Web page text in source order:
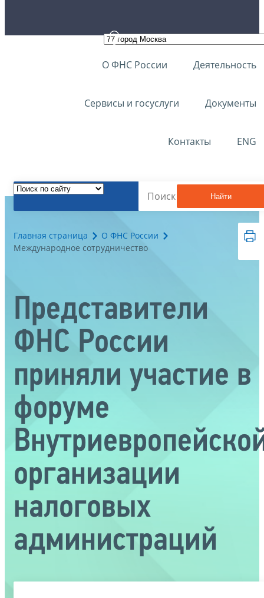
О ФНС России Деятельность
Сервисы и госуслуги Документы
Контакты ENG
Найти
Главная страница
О ФНС России
Международное сотрудничество
Представители
ФНС России
приняли участие в
форуме
организации
налоговых
администраций